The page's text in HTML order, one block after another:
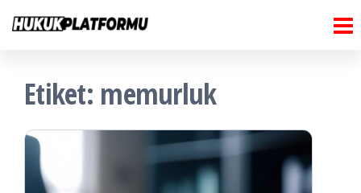
İçeriğe
atla
Etiket: memurluk